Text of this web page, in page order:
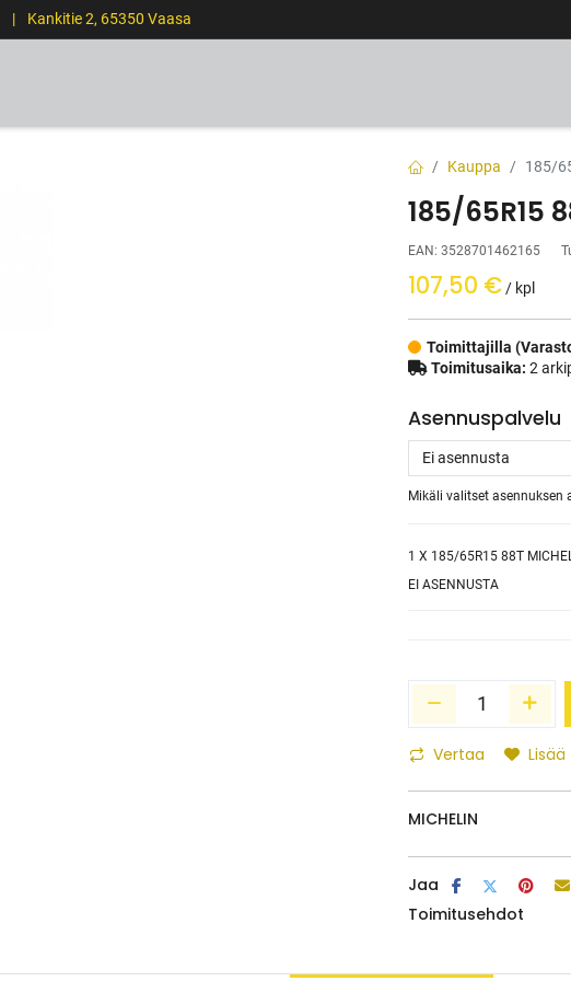
| Kankitie 2, 65350 Vaasa
Kauppa 185/
185/65R15
EAN: 3528701462165
107,50 € / kpl
Toimittajilla
Toimitusaika: 2
Asennuspalvelu
Mikäli valitset asennuksen
1 X 185/65R15 88T
EI ASENNUSTA
Vertaa
MICHELIN
Jaa
Toimitusehdot